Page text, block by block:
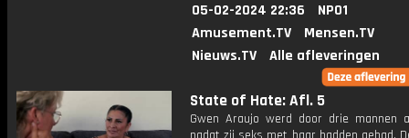
05-02-2024 22:36
NPO1
Amusement.TV
Mensen.TV
Nieuws.TV
Alle afleveringen
State of Hate: Afl. 5
Gwen Araujo werd door drie mannen